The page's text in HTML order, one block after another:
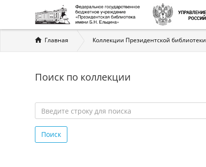
Вы
здесь
Главная Коллекции Президентской библиотеки
Поиск по коллекции
строку
для
Поиск